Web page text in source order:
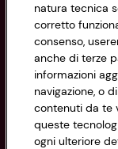
Privacy Policy
Cookie Policy
Impostazioni
Accessibilità
CONAD
Via Michelino,
Codice Fiscale
di Bologna
PARTITA IVA
natura tecnica
corretto
consenso,
anche di terze
informazioni
navigazione, o
contenuti da te
queste
ogni ulteriore